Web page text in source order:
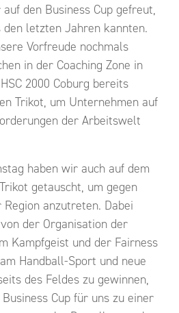
den Business Cup gefreut,
letzten Jahren kannten.
Vorfreude nochmals
in der Coaching Zone in
2000 Coburg bereits
Trikot, um Unternehmen auf
der Arbeitswelt
haben wir auch auf dem
getauscht, um gegen
anzutreten. Dabei
der Organisation der
Kampfgeist und der Fairness
Handball-Sport und neue
des Feldes zu gewinnen,
Cup für uns zu einer